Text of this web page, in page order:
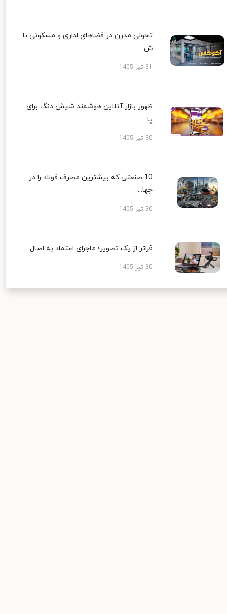
تحولی مدرن در فضاهای اداری و مسکونی با
ش...
ظهور بازار آنلاین هوشمند شیش دنگ برای
پا...
30 تیر 1405
10 صنعتی که بیشترین مصرف فولاد را در
جها...
30 تیر 1405
فراتر از یک تصویر؛ ماجرای اعتماد به اصال...
30 تیر 1405